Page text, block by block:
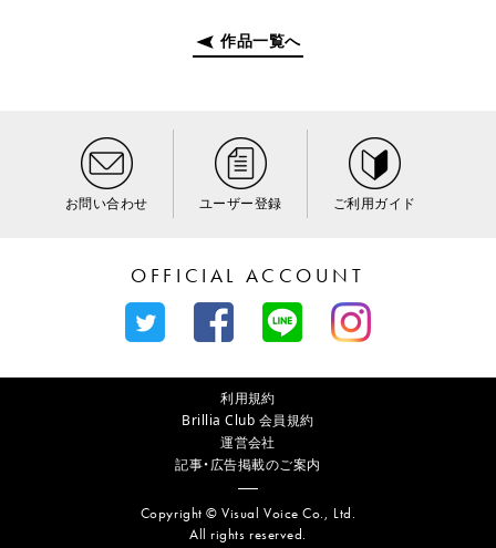
作品一覧へ
お問い合わせ ユーザー登録 ご利用ガイド
OFFICIAL ACCOUNT
利用規約
Brillia Club 会員規約
運営会社
記事・広告掲載のご案内
Copyright © Visual Voice Co., Ltd.
All rights reserved.